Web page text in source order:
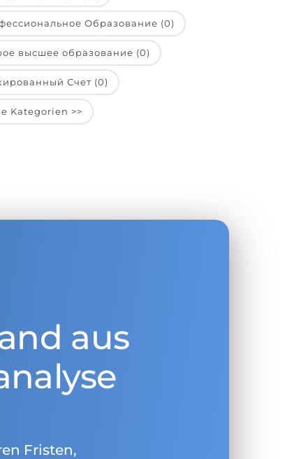
Образование (0)
высшее образование (0)
Счет (0)
Kategorien >>
aus
Fristen,